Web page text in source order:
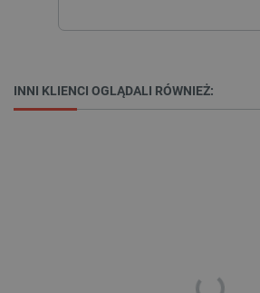
INNI KLIENCI OGLĄDALI RÓWNIEŻ:
_smvs